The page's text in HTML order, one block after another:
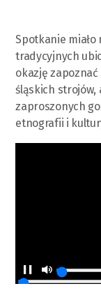
Spotkanie
tradycyjnych
okazję
śląskich strojów,
zaproszonych
etnografii i